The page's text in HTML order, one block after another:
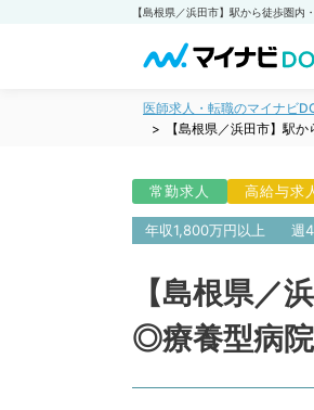
医師求人・転職のマイナビ
【島根県／浜田市】駅
常勤求人 高給与求
年収1,800万円以上 週
【島根県
◎療養型病院